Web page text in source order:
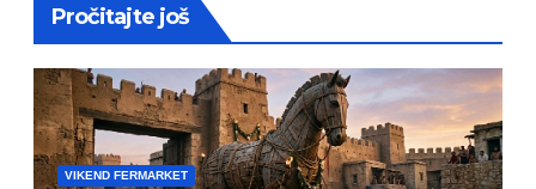
Pročitajte još
VIKEND FERMARKET